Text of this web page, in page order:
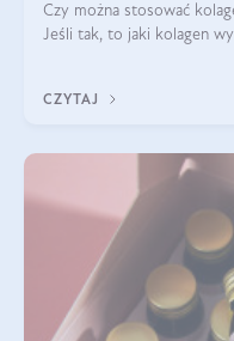
Czy można stosować
Jeśli tak, to jaki kolagen
CZYTAJ